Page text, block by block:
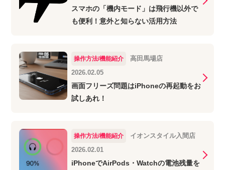
スマホの「機内モード」は飛行機以外で
も便利！意外と知らない活用方法
操作方法/機能紹介
高田馬場店
2026.02.05
画面フリーズ問題はiPhoneの再起動をお
試しあれ！
操作方法/機能紹介
イオンスタイル入間店
2026.02.01
iPhoneでAirPods・Watchの電池残量を